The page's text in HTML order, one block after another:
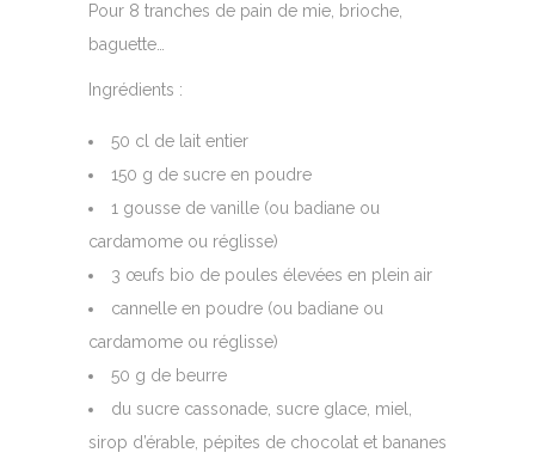
Pour 8 tranches de pain de mie, brioche,
baguette…
Ingrédients :
50 cl de lait entier
150 g de sucre en poudre
1 gousse de vanille (ou badiane ou
cardamome ou réglisse)
3 œufs bio de poules élevées en plein air
cannelle en poudre (ou badiane ou
cardamome ou réglisse)
50 g de beurre
du sucre cassonade, sucre glace, miel,
sirop d’érable, pépites de chocolat et bananes